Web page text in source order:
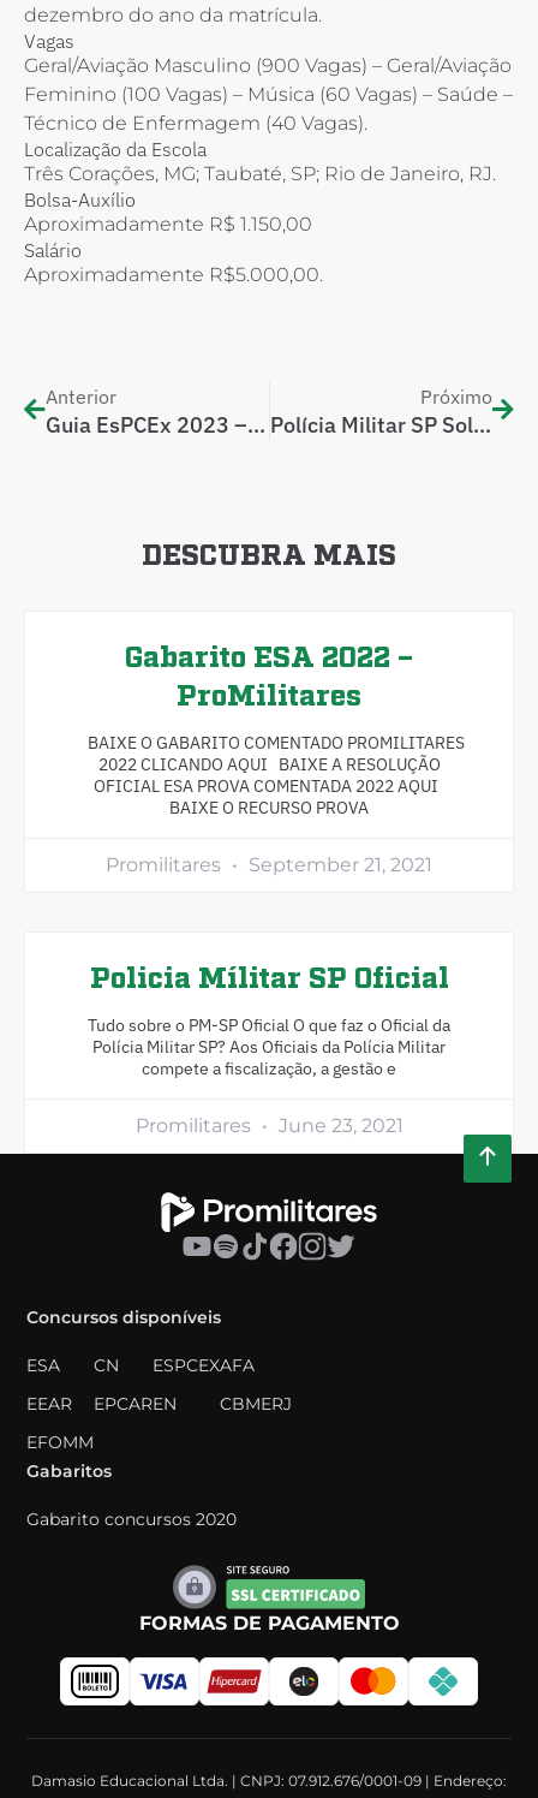
dezembro do ano da matrícula.
Vagas
Geral/Aviação Masculino (900 Vagas) – Geral/Aviação
Feminino (100 Vagas) – Música (60 Vagas) – Saúde –
Técnico de Enfermagem (40 Vagas).
Localização da Escola
Três Corações, MG; Taubaté, SP; Rio de Janeiro, RJ.
Bolsa-Auxílio
Aproximadamente R$ 1.150,00
Salário
Aproximadamente R$5.000,00.
Anterior
Guia EsPCEx 2023 – 2024
Próximo
Polícia Militar SP Soldado 2023
DESCUBRA MAIS
Gabarito ESA 2022 –
ProMilitares
BAIXE O GABARITO COMENTADO PROMILITARES
2022 CLICANDO AQUI BAIXE A RESOLUÇÃO
OFICIAL ESA PROVA COMENTADA 2022 AQUI
BAIXE O RECURSO PROVA
Promilitares September 21, 2021
Policia Mílitar SP Oficial
Tudo sobre o PM-SP Oficial O que faz o Oficial da
Polícia Militar SP? Aos Oficiais da Polícia Militar
compete a fiscalização, a gestão e
Promilitares June 23, 2021
Concursos disponíveis
ESA
EEAR
EFOMM
CN
EPCAR
ESPCEX
EN
AFA
CBMERJ
Gabaritos
Gabarito concursos 2020
FORMAS DE PAGAMENTO
Damasio Educacional Ltda. | CNPJ: 07.912.676/0001-09 | Endereço: